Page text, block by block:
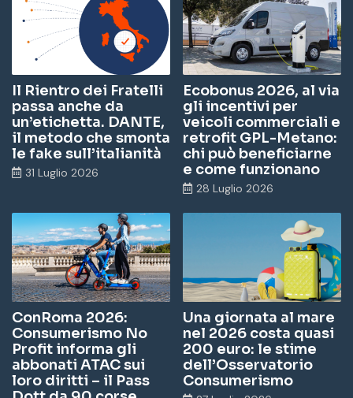
z
i
o
n
e
:
Il Rientro dei Fratelli
passa anche da
un’etichetta. DANTE,
il metodo che smonta
le fake sull’italianità
31 Luglio 2026
Ecobonus 2026, al via
gli incentivi per
veicoli commerciali e
retrofit GPL-Metano:
chi può beneficiarne
e come funzionano
28 Luglio 2026
ConRoma 2026:
Consumerismo No
Profit informa gli
abbonati ATAC sui
loro diritti – il Pass
Una giornata al mare
nel 2026 costa quasi
200 euro: le stime
dell’Osservatorio
Consumerismo